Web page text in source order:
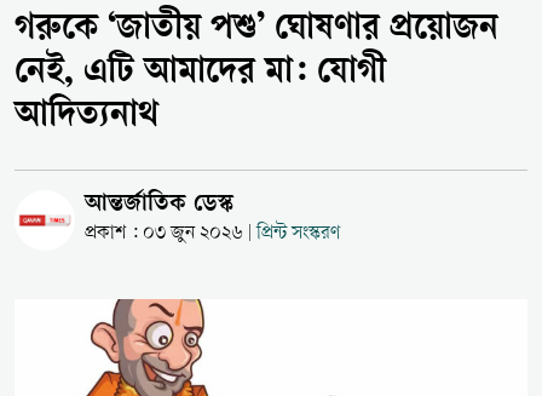
গরুকে ‘জাতীয় পশু’ ঘোষণার প্রয়োজন
নেই, এটি আমাদের মা: যোগী
আদিত্যনাথ
আন্তর্জাতিক ডেস্ক
প্রকাশ : ০৩ জুন ২০২৬ প্রিন্ট সংস্করণ